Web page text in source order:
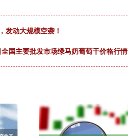
发动大规模空袭！
国主要批发市场绿马奶葡萄干价格行情